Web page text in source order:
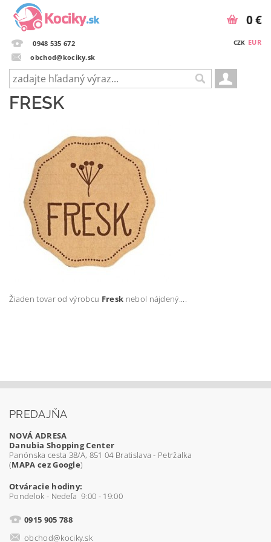
0948 535 672
obchod@kociky.sk
CZK EUR
0 €
FRESK
Žiaden tovar od výrobcu Fresk nebol nájdený....
PREDAJŇA
NOVÁ ADRESA
Danubia Shopping Center
Panónska cesta 38/A, 851 04 Bratislava - Petržalka
(MAPA cez Google)
Otváracie hodiny:
Pondelok - Nedeľa 9:00 - 19:00
0915 905 788
obchod@kociky.sk